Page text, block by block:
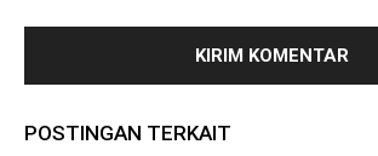
POSTINGAN TERKAIT